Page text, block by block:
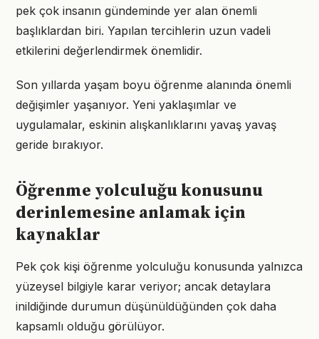
pek çok insanın gündeminde yer alan önemli
başlıklardan biri. Yapılan tercihlerin uzun vadeli
etkilerini değerlendirmek önemlidir.
Son yıllarda yaşam boyu öğrenme alanında önemli
değişimler yaşanıyor. Yeni yaklaşımlar ve
uygulamalar, eskinin alışkanlıklarını yavaş yavaş
geride bırakıyor.
Öğrenme yolculuğu konusunu
derinlemesine anlamak için
kaynaklar
Pek çok kişi öğrenme yolculuğu konusunda yalnızca
yüzeysel bilgiyle karar veriyor; ancak detaylara
inildiğinde durumun düşünüldüğünden çok daha
kapsamlı olduğu görülüyor.